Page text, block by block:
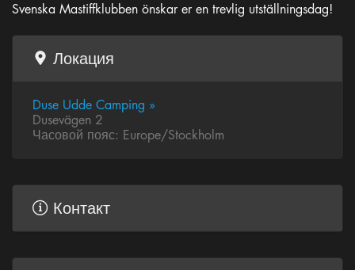
Svenska Mastiffklubben önskar er en trevlig utställningsdag!
Локация
Duse Udde Camping »
Dusevägen 2
Часовой пояс: Europe/Stockholm
Контакт